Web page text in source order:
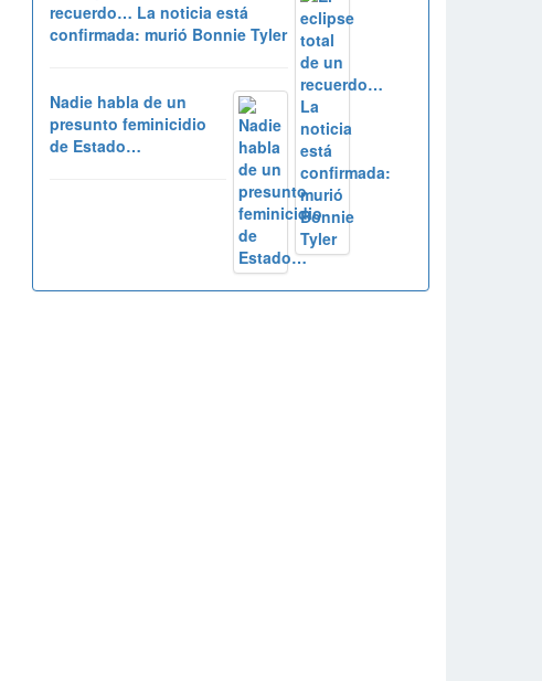
recuerdo… La noticia está
confirmada: murió Bonnie Tyler
Nadie habla de un
presunto feminicidio
de Estado…